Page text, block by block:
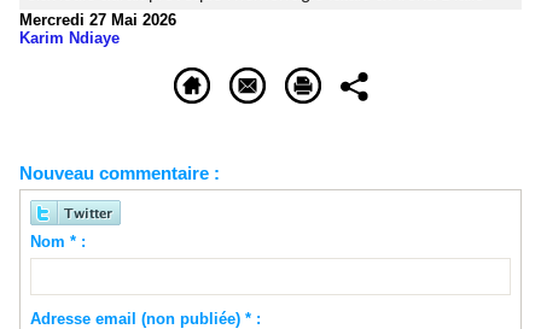
Mercredi 27 Mai 2026
Karim Ndiaye
Nouveau commentaire :
Nom * :
Adresse email (non publiée) * :